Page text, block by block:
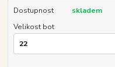
Dostupnost
skladem
Velikost bot